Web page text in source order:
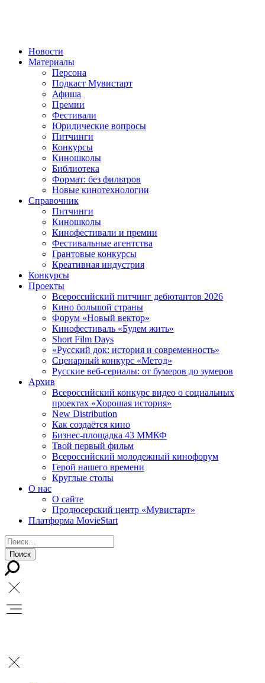
Новости
Материалы
Персона
Подкаст Мувистарт
Афиша
Премии
Фестивали
Юридические вопросы
Питчинги
Конкурсы
Киношколы
Библиотека
Формат: без фильтров
Новые кинотехнологии
Справочник
Питчинги
Киношколы
Кинофестивали и премии
Фестивальные агентства
Грантовые конкурсы
Креативная индустрия
Конкурсы
Проекты
Всероссийский питчинг дебютантов 2026
Кино большой страны
Форум «Новый вектор»
Кинофестиваль «Будем жить»
Short Film Days
«Русский док: история и современность»
Сценарный конкурс «Метод»
Русские веб-сериалы: от бумеров до зумеров
Архив
Всероссийский конкурс видео о социальных
проектах «Хорошая история»
New Distribution
Как создаётся кино
Бизнес-площадка 43 ММКФ
Твой первый фильм
Всероссийский молодежный кинофорум
Герой нашего времени
Круглые столы
О нас
О сайте
Продюсерский центр «Мувистарт»
Платформа MovieStart